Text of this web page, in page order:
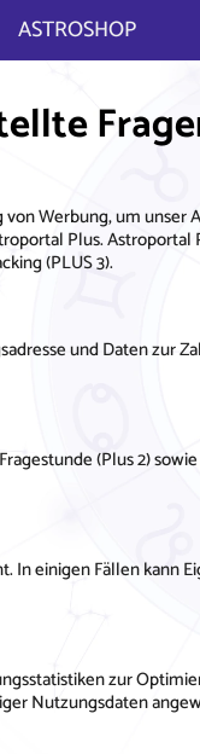
ASTROSHOP
Werbung, um
Plus.
(PLUS 3).
und Daten zur
(Plus 2)
einigen Fällen
zur
Nutzungsdaten